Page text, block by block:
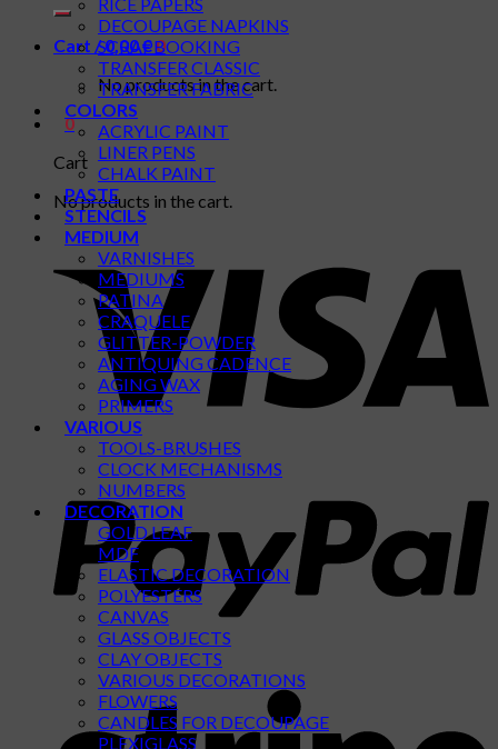
Cart /0,00€0
No products in the cart.
0
Cart
No products in the cart.
DECOUPAGE NAPKINS
SCRAPBOOKING
TRANSFER CLASSIC
TRANSFER FABRIC
COLORS
ACRYLIC PAINT
LINER PENS
CHALK PAINT
PASTE
STENCILS
MEDIUM
VARNISHES
MEDIUMS
PATINA
CRAQUELE
GLITTER-POWDER
ANTIQUING CADENCE
AGING WAX
PRIMERS
VARIOUS
TOOLS-BRUSHES
CLOCK MECHANISMS
NUMBERS
DECORATION
GOLD LEAF
MDF
ELASTIC DECORATION
POLYESTERS
CANVAS
GLASS OBJECTS
CLAY OBJECTS
VARIOUS DECORATIONS
FLOWERS
CANDLES FOR DECOUPAGE
PLEXIGLASS